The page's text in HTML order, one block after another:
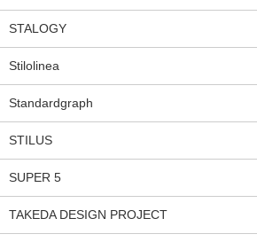
STALOGY
Stilolinea
Standardgraph
STILUS
SUPER 5
TAKEDA DESIGN PROJECT